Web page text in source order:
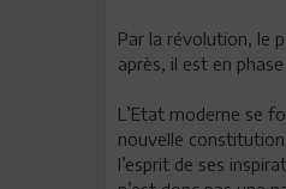
Par la révolution, le
après, il est en
L’Etat moderne se
nouvelle constitution
l’esprit de ses